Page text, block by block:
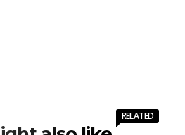
RELATED